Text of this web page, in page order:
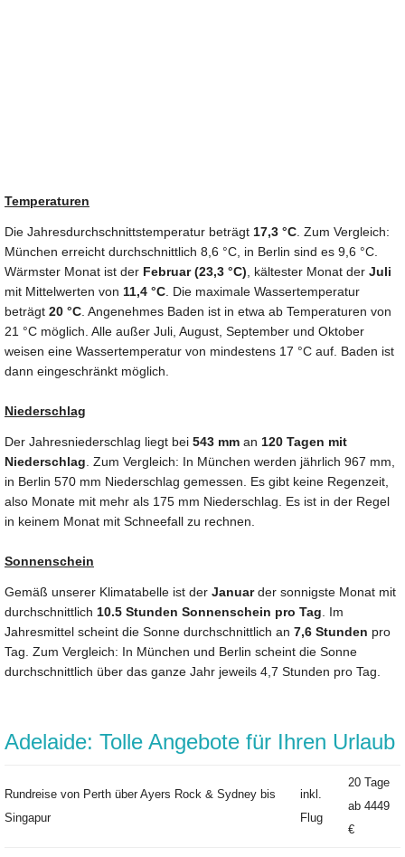
Temperaturen
Die Jahresdurchschnittstemperatur beträgt 17,3 °C. Zum Vergleich:
München erreicht durchschnittlich 8,6 °C, in Berlin sind es 9,6 °C.
Wärmster Monat ist der Februar (23,3 °C), kältester Monat der Juli
mit Mittelwerten von 11,4 °C. Die maximale Wassertemperatur
beträgt 20 °C. Angenehmes Baden ist in etwa ab Temperaturen von
21 °C möglich. Alle außer Juli, August, September und Oktober
weisen eine Wassertemperatur von mindestens 17 °C auf. Baden ist
dann eingeschränkt möglich.
Niederschlag
Der Jahresniederschlag liegt bei 543 mm an 120 Tagen mit
Niederschlag. Zum Vergleich: In München werden jährlich 967 mm,
in Berlin 570 mm Niederschlag gemessen. Es gibt keine Regenzeit,
also Monate mit mehr als 175 mm Niederschlag. Es ist in der Regel
in keinem Monat mit Schneefall zu rechnen.
Sonnenschein
Gemäß unserer Klimatabelle ist der Januarder sonnigste Monat mit
durchschnittlich 10.5 Stunden Sonnenschein pro Tag. Im
Jahresmittel scheint die Sonne durchschnittlich an 7,6 Stunden pro
Tag. Zum Vergleich: In München und Berlin scheint die Sonne
durchschnittlich über das ganze Jahr jeweils 4,7 Stunden pro Tag.
Adelaide: Tolle Angebote für Ihren Urlaub
Rundreise von Perth über Ayers Rock & Sydney bis
Singapur
inkl.
Flug
20 Tage
ab 4449
€